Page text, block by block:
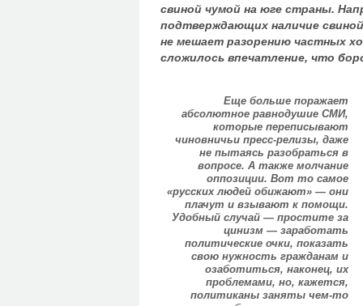
свиной чумой на юге страны.
подтверждающих наличие
не мешает разорению частных
сложилось впечатление, что
Еще больше поражает
абсолютное равнодушие СМИ,
которые переписывают
чиновничьи пресс-релизы, даже
не пытаясь разобраться в
вопросе. А также молчание
оппозиции. Вот то самое
«русских людей обижают» — они
плачут и взывают к помощи.
Удобный случай — простите за
цинизм — заработать
политические очки, показать
свою нужность гражданам и
озаботиться, наконец, их
проблемами, но, кажется,
политиканы заняты чем-то